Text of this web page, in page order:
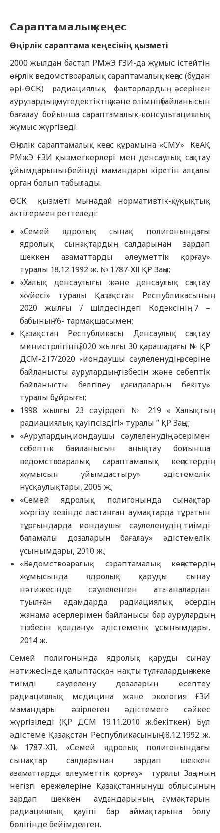
Сараптамалық кеңес
Өңірлік сараптама кеңесінің қызметі
2000 жылдан бастап РМжЭ ҒЗИ-да жұмыс істейтін
өңірлік ведомствоаралық сараптамалық кеңес (бұдан
әрі-ӨСК) радиациялық факторлардың әсерінен
аурулардың, мүгедектіктің және өлімнің байланысын
бағалау бойынша сараптамалық-консультациялық
жұмыс жүргізеді.
Өңірлік сараптамалық кеңес құрамына «СМУ» КеАҚ
РМжЭ ҒЗИ қызметкерлері мен денсаулық сақтау
ұйымдарының бейінді мамандары кіретін алқалы
орган болып табылады.
ӨСК қызметі мынадай нормативтік-құқықтық
актілермен реттеледі:
«Семей ядролық сынақ полигонындағы
ядролық сынақтардың салдарынан зардап
шеккен азаматтарды әлеуметтік қорғау»
туралы 18.12.1992 ж. № 1787-ХІІ ҚР Заңы;
«Халық денсаулығы және денсаулық сақтау
жүйесі» туралы Қазақстан Республикасының
2020 жылғы 7 шілдесіндегі Кодексінің 7 –
бабының 76- тармақшасымен;
Қазақстан Республикасы Денсаулық сақтау
министрлігінің 2020 жылғы 30 қарашадағы № ҚР
ДСМ-217/2020 «иондаушы сәулеленудің әсеріне
байланысты аурулардың тізбесін және себептік
байланысты белгілеу қағидаларын бекіту»
туралы бұйрығы;
1998 жылғы 23 сәуірдегі № 219 « Халықтың
радиациялық қауіпсіздігі» туралы ” ҚР Заңы;
«Аурулардың иондаушы сәулеленудің әсерімен
себептік байланысын анықтау бойынша
ведомствоаралық сараптамалық кеңестердің
жұмысын ұйымдастыру» әдістемелік
нұсқаулықтары, 2005 ж.;
«Семей ядролық полигонында сынақтар
жүргізу кезінде ластанған аумақтарда тұратын
тұрғындарда иондаушы сәулеленудің тиімді
баламалы дозаларын бағалау» әдістемелік
ұсынымдары, 2010 ж.;
«Ведомствоаралық сараптамалық кеңестердің
жұмысында ядролық қаруды сынау
нәтижесінде сәулеленген ата-аналардан
туылған адамдарда радиациялық әсердің
жанама әсерлерімен байланысы бар аурулардың
тізбесін қолдану» әдістемелік ұсынымдары,
2014 ж.
Семей полигонында ядролық қаруды сынау
нәтижесінде қалыптасқан нақты тұлғалардың жеке
тиімді сәулелену дозаларын есептеу
радиациялық медицина және экология ҒЗИ
мамандары әзірлеген әдістемеге сәйкес
жүргізіледі (ҚР ДСМ 19.11.2010 ж.бекіткен). Бұл
әдістеме Қазақстан Республикасының 18.12.1992 ж.
№1787-XII, «Семей ядролық полигонындағы
сынақтар салдарынан зардап шеккен
азаматтарды әлеуметтік қорғау» туралы Заңының
негізгі ережелеріне Қазақстанның үш облысының
зардап шеккен аудандарының аумақтарын
радиациялық қауіпі бар аймақтарына бөлу
бөлігінде бейімделген.